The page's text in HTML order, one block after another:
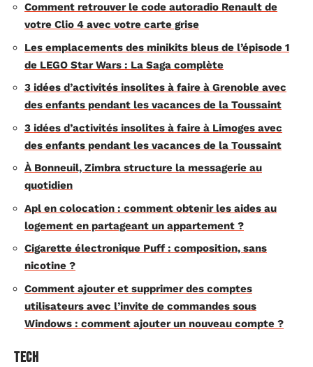
Comment retrouver le code autoradio Renault de
votre Clio 4 avec votre carte grise
Les emplacements des minikits bleus de l’épisode 1
de LEGO Star Wars : La Saga complète
3 idées d’activités insolites à faire à Grenoble avec
des enfants pendant les vacances de la Toussaint
3 idées d’activités insolites à faire à Limoges avec
des enfants pendant les vacances de la Toussaint
À Bonneuil, Zimbra structure la messagerie au
quotidien
Apl en colocation : comment obtenir les aides au
logement en partageant un appartement ?
Cigarette électronique Puff : composition, sans
nicotine ?
Comment ajouter et supprimer des comptes
utilisateurs avec l’invite de commandes sous
Windows : comment ajouter un nouveau compte ?
Tech